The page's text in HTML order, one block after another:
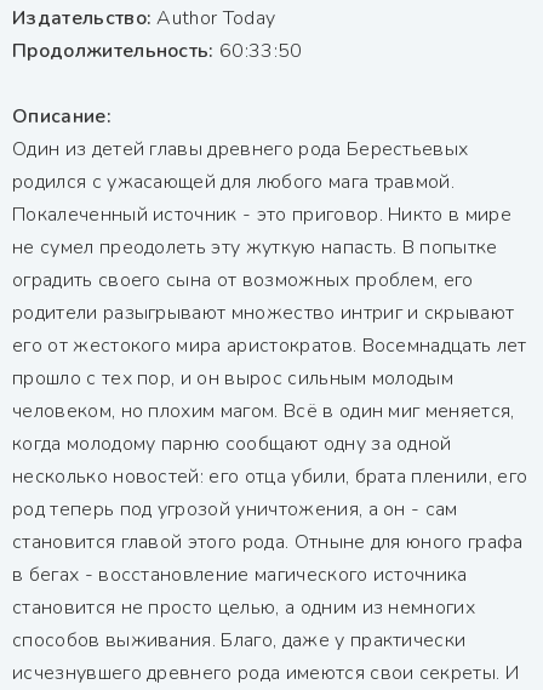
Издательство:Author Today
Продолжительность: 60:33:50
Описание:
Один из детей главы древнего рода Берестьевых
родился с ужасающей для любого мага травмой.
Покалеченный источник - это приговор. Никто в мире
не сумел преодолеть эту жуткую напасть. В попытке
оградить своего сына от возможных проблем, его
родители разыгрывают множество интриг и скрывают
его от жестокого мира аристократов. Восемнадцать лет
прошло с тех пор, и он вырос сильным молодым
человеком, но плохим магом. Всё в один миг меняется,
когда молодому парню сообщают одну за одной
несколько новостей: его отца убили, брата пленили, его
род теперь под угрозой уничтожения, а он - сам
становится главой этого рода. Отныне для юного графа
в бегах - восстановление магического источника
становится не просто целью, а одним из немногих
способов выживания. Благо, даже у практически
исчезнувшего древнего рода имеются свои секреты. И